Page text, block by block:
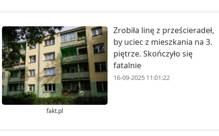
fakt.pl
Zrobiła linę z prześcieradeł,
by uciec z mieszkania na 3.
piętrze. Skończyło się
fatalnie
16-09-2025 11:01:22